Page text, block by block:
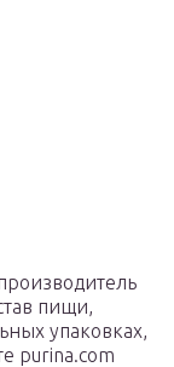
пищи,
упаковках,
purina.com